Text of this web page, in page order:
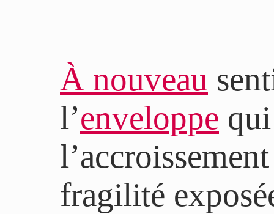
À nouveau
l’enveloppe
fragilité